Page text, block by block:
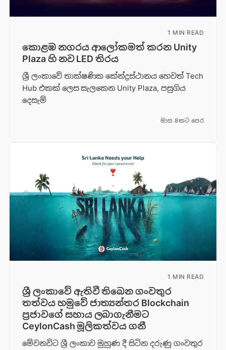
1 MIN READ
කොළඹ නගරය ආලෝකමත් කරන Unity
Plaza හි නව LED තිරය
ශ්‍රී ලංකාවේ තාක්ෂණික කේන්ද්‍රස්ථානය හෙවත් Tech
Hub එකක් ලෙස සැලකෙන Unity Plaza, පසුගිය
දෙසැම්
මාස 8කට පෙර
1 MIN READ
ශ්‍රී ලංකාවේ ඇතිවී තිබෙන ගංවතුර
තත්වය හමුවේ ජාත්‍යන්තර Blockchain
ප්‍රජාවගේ සහාය ලබාගැනීමට
CeylonCash මූලිකත්වය ග​නී
මේවනවිට ශ්‍රී ලංකාව මුහුණ දී සිටින දරුණු ගංවතුර